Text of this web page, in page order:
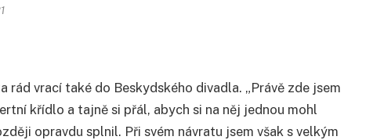
rád vrací také do Beskydského divadla. „Právě zde jsem
křídlo a tajně si přál, abych si na něj jednou mohl
opravdu splnil. Při svém návratu jsem však s velkým